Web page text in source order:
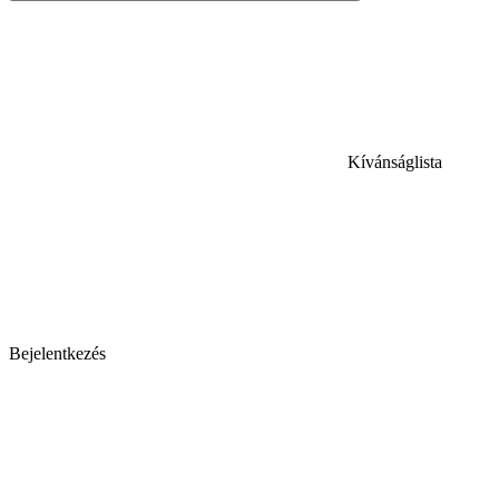
Kívánságlista
Bejelentkezés